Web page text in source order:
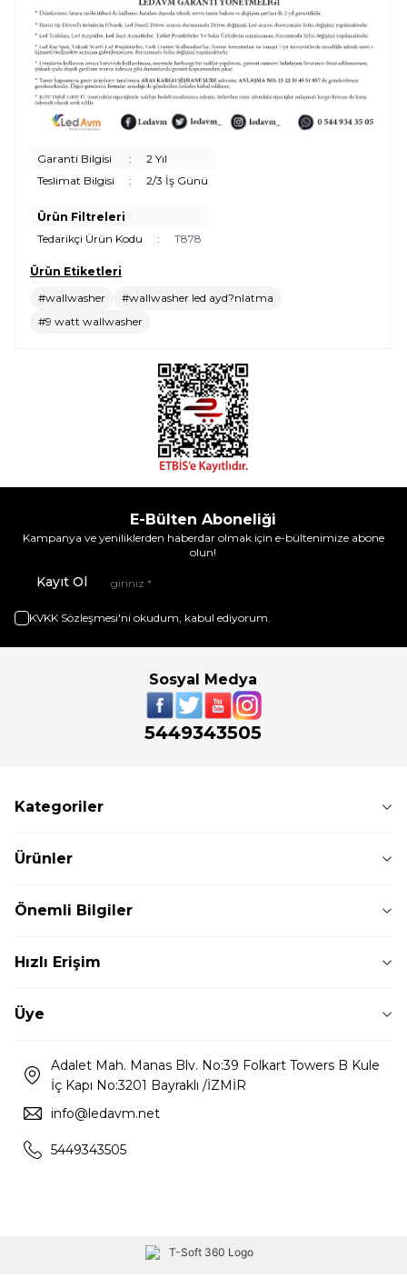
Garanti Bilgisi :
2 Yıl
Teslimat Bilgisi
: 2/3 İş Günü
Ürün Filtreleri
Tedarikçi Ürün Kodu
: T878
Ürün Etiketleri
#wallwasher
#wallwasher led ayd?nlatma
#9 watt wallwasher
E-Bülten Aboneliği
Kampanya ve yeniliklerden haberdar olmak için e-bültenimize abone
olun!
Kayıt Ol
KVKK Sözleşmesi'ni okudum, kabul ediyorum.
Sosyal Medya
5449343505
Kategoriler
Ürünler
Önemli Bilgiler
Hızlı Erişim
Üye
Adalet Mah. Manas Blv. No:39 Folkart Towers B Kule
İç Kapı No:3201 Bayraklı /İZMİR
info@ledavm.net
5449343505